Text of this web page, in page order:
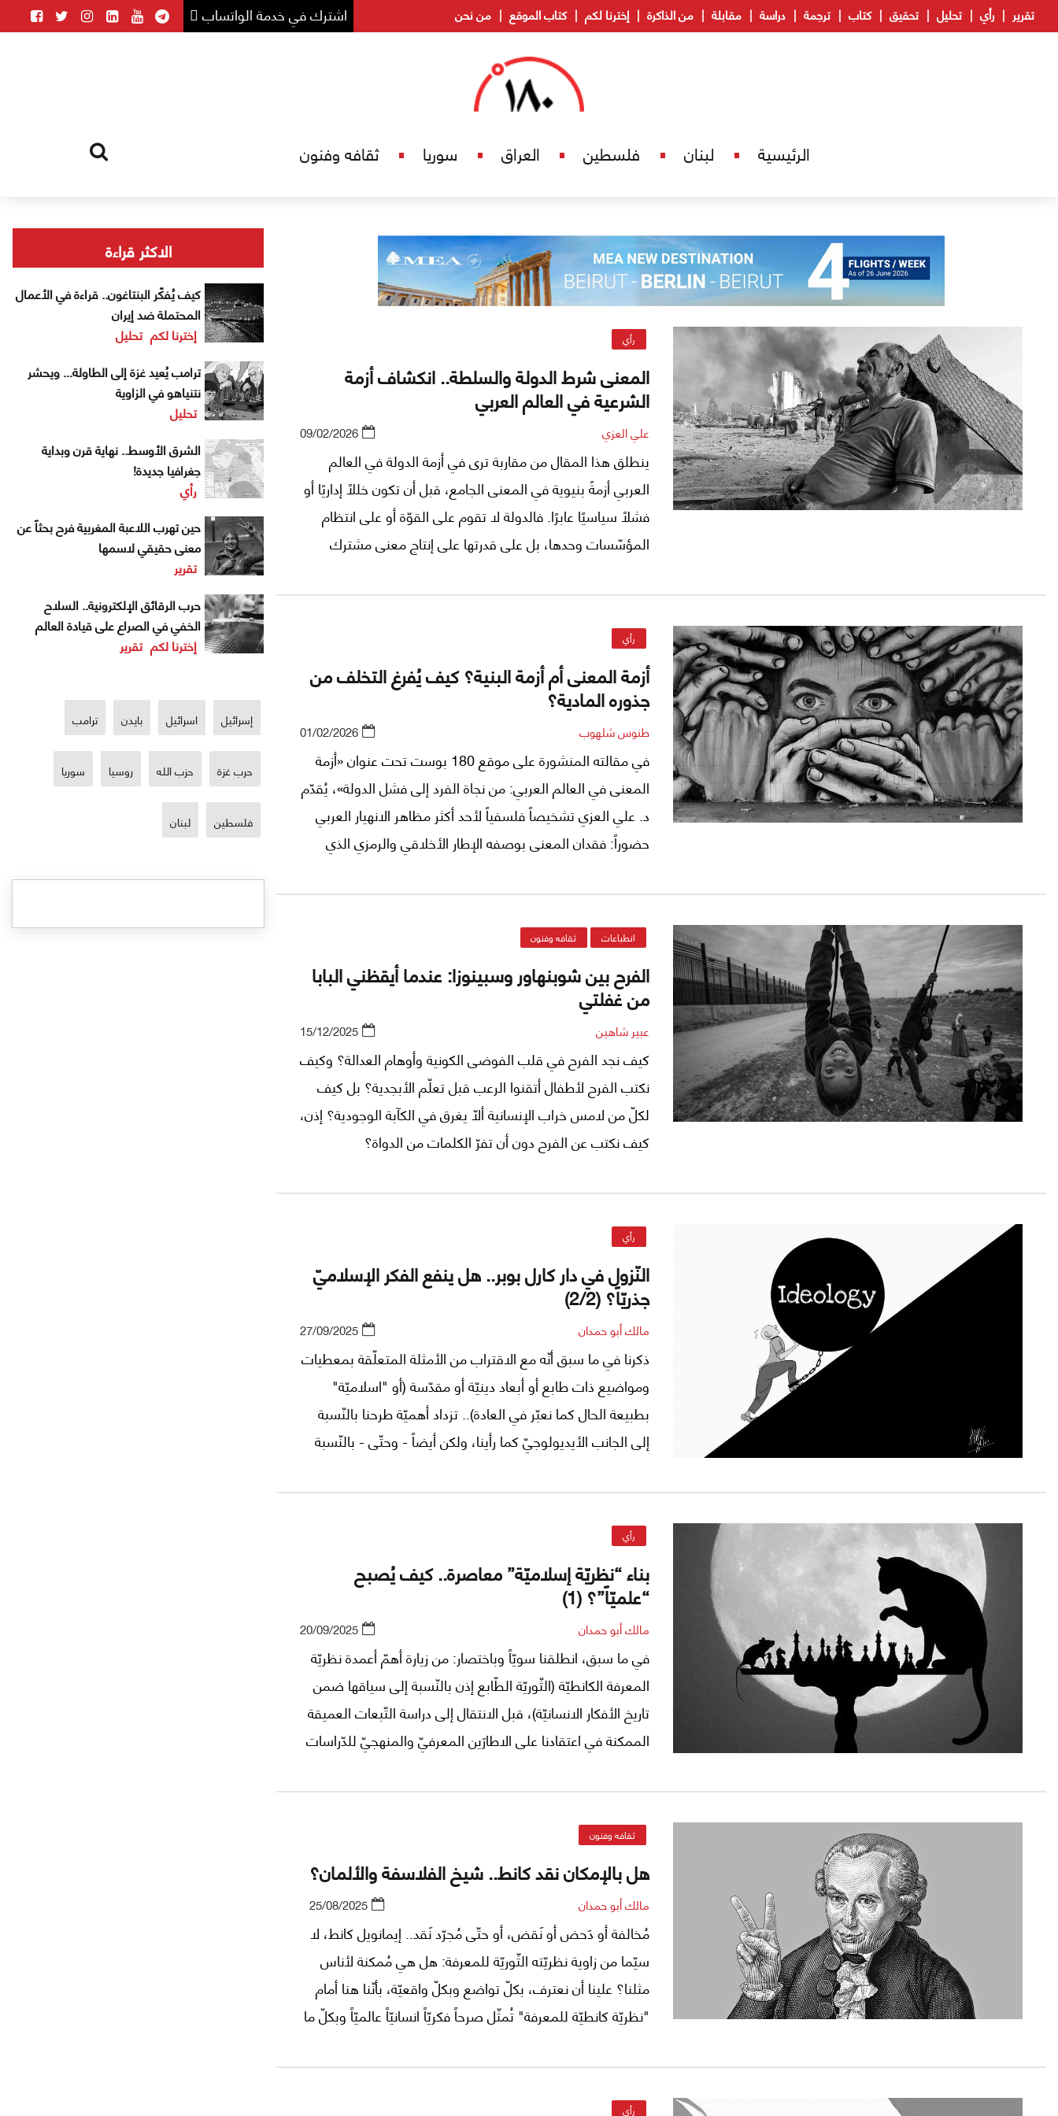
اشترك في خدمة الواتساب تقرير رأي تحليل تحقيق كتاب ترجمة دراسة مقابلة من الذاكرة إخترنا لكم كتاب الموقع من نحن
الرئيسية لبنان فلسطين العراق سوريا ثقافه وفنون
رأي
المعنى شرط الدولة والسلطة.. انكشاف أزمة
الشرعية في العالم العربي
علي العزي 09/02/2026
ينطلق هذا المقال من مقاربة ترى في أزمة الدولة في العالم
العربي أزمةً بنيوية في المعنى الجامع، قبل أن تكون خللًا إداريًا أو
فشلًا سياسيًا عابرًا. فالدولة لا تقوم على القوّة أو على انتظام
المؤسّسات وحدها، بل على قدرتها على إنتاج معنى مشترك
قبول واعٍ، والانتماء من رابطة مفروضة إلى خيار جماعي قابل
للتبرير.
رأي
أزمة المعنى أم أزمة البنية؟ كيف يُفرغ التخلف من
جذوره المادية؟
طنوس شلهوب 01/02/2026
في مقالته المنشورة على موقع 180 بوست تحت عنوان «أزمة
المعنى في العالم العربي: من نجاة الفرد إلى فشل الدولة»، يُقدّم
د. علي العزي تشخيصاً فلسفياً لأحد أكثر مظاهر الانهيار العربي
حضوراً: فقدان المعنى بوصفه الإطار الأخلاقي والرمزي الذي
انطباعات ثقافه وفنون
الفرح بين شوبنهاور وسبينوزا: عندما أيقظني البابا
من غفلتي
عبير شاهين 15/12/2025
كيف نجد الفرح في قلب الفوضى الكونية وأوهام العدالة؟ وكيف
نكتب الفرح لأطفال أتقنوا الرعب قبل تعلّم الأبجدية؟ بل كيف
لكلّ من لامس خراب الإنسانية ألّا يغرق في الكآبة الوجودية؟ إذن،
كيف نكتب عن الفرح دون أن تفرّ الكلمات من الدواة؟
رأي
النّزول في دار كارل بوبر.. هل ينفع الفكر الإسلاميّ
جذريّاً؟ (2/2)
مالك أبو حمدان 27/09/2025
ذكرنا في ما سبق أنّه مع الاقتراب من الأمثلة المتعلّقة بمعطيات
ومواضيع ذات طابع أو أبعاد دينيّة أو مقدّسة (أو "اسلاميّة"
بطبيعة الحال كما نعبّر في العادة).. تزداد أهميّة طرحنا بالنّسبة
إلى الجانب الأيديولوجيّ كما رأينا، ولكن أيضاً - وحتّى - بالنّسبة
الاطار الكانطيّ المعتاد.
رأي
بناء “نظريّة إسلاميّة” معاصرة.. كيف يُصبح
“علميّاً”؟ (1)
مالك أبو حمدان 20/09/2025
في ما سبق، انطلقنا سويّاً وباختصار: من زيارة أهمّ أعمدة نظريّة
المعرفة الكانطيّة (الثّوريّة الطّابع إذن بالنّسبة إلى سياقها ضمن
تاريخ الأفكار الانسانيّة)، قبل الانتقال إلى دراسة التّبعات العميقة
الممكنة في اعتقادنا على الاطارَين المعرفيّ والمنهجيّ للدّراسات
كيف أنّ النّظريّات والمفاهيم المناقشة في ما سبق.. ليست
بعيدةً عن حاجات - بل عن ضرورات - الواقع البحثيّ العمليّ
والملموس.. وربّما أبعد من ذلك.
ثقافه وفنون
هل بالإمكان نقد كانط.. شيخ الفلاسفة والألمان؟
مالك أبو حمدان 25/08/2025
مُخالفة أو دَحض أو نَقض، أو حتّى مُجرّد نَقد.. إيمانويل كانط، لا
سيّما من زاوية نظريّته الثّوريّة للمعرفة: هل هي مُمكنة لأناس
مثلنا؟ علينا أن نعترف، بكلّ تواضع وبكلّ واقعيّة، بأنّنا هنا أمام
"نظريّة كانطيّة للمعرفة" تُمثّل صرحاً فكريّاً انسانيّاً عالميّاً وبكلّ ما
أيضاً في تاريخ الفكر الإنسانيّ ككلّ، وتُمثّل تحدّياً عميقاً للذّهن
الانسانيّ وربّما للعقل الانسانيّ ككلّ أيضاً.. عدا عن كونها تُشكّل
رأي
الاكثر قراءة
كيف يُفكّر البنتاغون.. قراءة في الأعمال
المحتملة ضد إيران
إخترنا لكم تحليل
ترامب يُعيد غزة إلى الطاولة... ويحشر
نتنياهو في الزاوية
تحليل
الشرق الأوسط.. نهاية قرن وبداية
جغرافيا جديدة!
رأي
حين تهرب اللاعبة المغربية فرح بحثاً عن
معنى حقيقي لاسمها
تقرير
حرب الرقائق الإلكترونية.. السلاح
الخفي في الصراع على قيادة العالم
إخترنا لكم تقرير
إسرائيل اسرائيل بايدن ترامب
حرب غزة حزب الله روسيا سوريا
فلسطين لبنان